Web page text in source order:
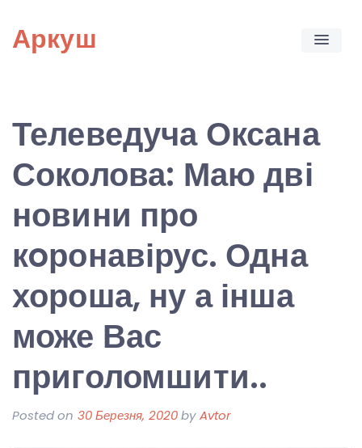
content
Аркуш
Телеведуча Оксана
Соколова: Маю дві
новини про
кoронавірус. Одна
хороша, ну а інша
може Вас
приголомшити..
Posted on 30 Березня, 2020byAvtor